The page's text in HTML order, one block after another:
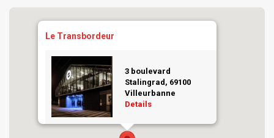
Le Transbordeur
3 boulevard
Stalingrad, 69100
Villeurbanne
Details